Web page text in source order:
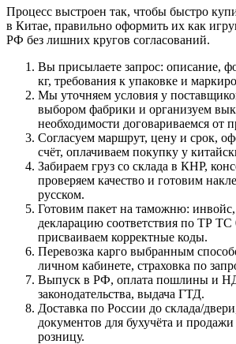
Процесс выстроен так, чтобы быстро
в Китае, правильно оформить их как
РФ без лишних кругов согласований.
Вы присылаете запрос: описание,
кг, требования к упаковке и
Мы уточняем условия у
выбором фабрики и организуем
необходимости договариваемся от
Согласуем маршрут, цену и срок,
счёт, оплачиваем покупку у
Забираем груз со склада в КНР,
проверяем качество и готовим
русском.
Готовим пакет на таможню: инвойс,
декларацию соответствия по ТР ТС
присваиваем корректные коды.
Перевозка карго выбранным
личном кабинете, страховка по
Выпуск в РФ, оплата пошлины и
законодательства, выдача ГТД.
Доставка по России до склада/
документов для бухучёта и
розницу.